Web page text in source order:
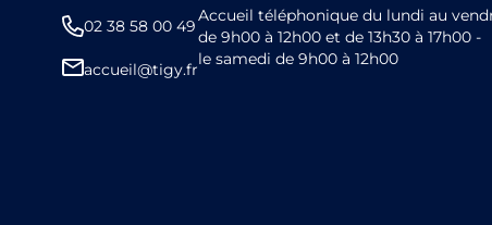
02 38 58 00 49
accueil@tigy.fr
Accueil téléphonique du lundi au
de 9h00 à 12h00 et de 13h30 à 17h00 -
le samedi de 9h00 à 12h00